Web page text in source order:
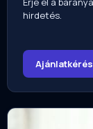
hirdetés.
Ajánlatkérés